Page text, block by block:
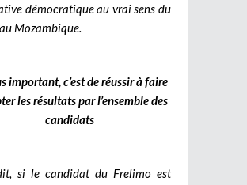
démocratique au vrai sens du
Mozambique.
important, c’est de réussir à faire
les résultats par l’ensemble des
candidats
si le candidat du Frelimo est